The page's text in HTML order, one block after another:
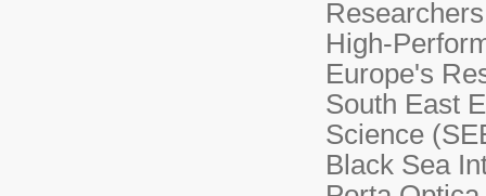
High-
Europe's
South East
Science
Black Sea